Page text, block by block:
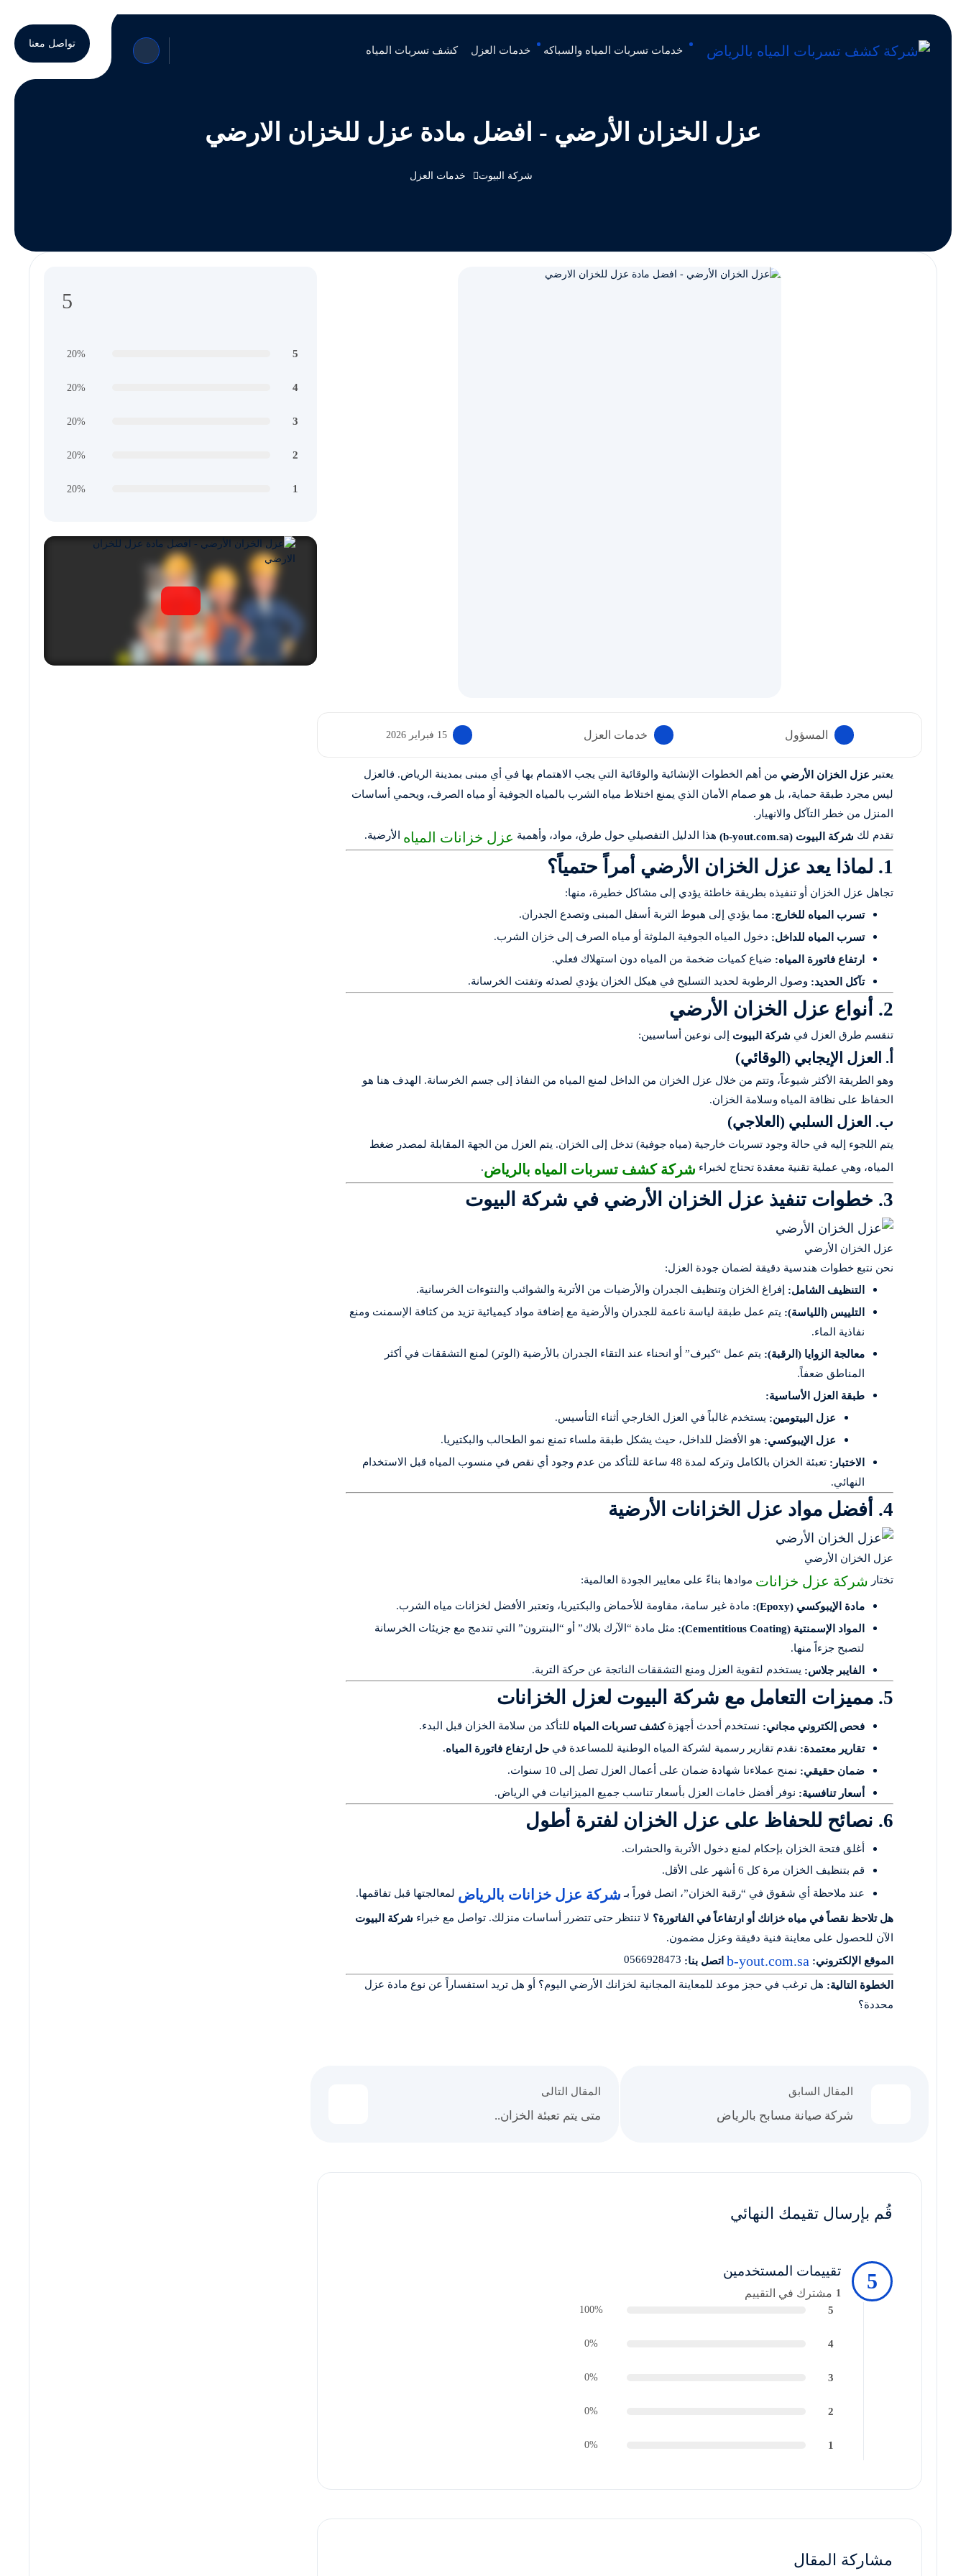
خدمات تسربات المياه والسباكه خدمات العزل كشف تسربات المياه
تواصل معنا
عزل الخزان الأرضي - افضل مادة عزل للخزان الارضي
شركة البيوت خدمات العزل
المسؤول خدمات العزل 15 فبراير 2026
يعتبر عزل الخزان الأرضي من أهم الخطوات الإنشائية والوقائية التي يجب الاهتمام بها في أي مبنى بمدينة الرياض. فالعزل
ليس مجرد طبقة حماية، بل هو صمام الأمان الذي يمنع اختلاط مياه الشرب بالمياه الجوفية أو مياه الصرف، ويحمي أساسات
المنزل من خطر التآكل والانهيار.
تقدم لك شركة البيوت (b-yout.com.sa) هذا الدليل التفصيلي حول طرق، مواد، وأهمية عزل خزانات المياه الأرضية.
1. لماذا يعد عزل الخزان الأرضي أمراً حتمياً؟
تجاهل عزل الخزان أو تنفيذه بطريقة خاطئة يؤدي إلى مشاكل خطيرة، منها:
تسرب المياه للخارج: مما يؤدي إلى هبوط التربة أسفل المبنى وتصدع الجدران.
تسرب المياه للداخل: دخول المياه الجوفية الملوثة أو مياه الصرف إلى خزان الشرب.
ارتفاع فاتورة المياه: ضياع كميات ضخمة من المياه دون استهلاك فعلي.
تآكل الحديد: وصول الرطوبة لحديد التسليح في هيكل الخزان يؤدي لصدئه وتفتت الخرسانة.
2. أنواع عزل الخزان الأرضي
تنقسم طرق العزل في شركة البيوت إلى نوعين أساسيين:
أ. العزل الإيجابي (الوقائي)
وهو الطريقة الأكثر شيوعاً، وتتم من خلال عزل الخزان من الداخل لمنع المياه من النفاذ إلى جسم الخرسانة. الهدف هنا هو
الحفاظ على نظافة المياه وسلامة الخزان.
ب. العزل السلبي (العلاجي)
يتم اللجوء إليه في حالة وجود تسربات خارجية (مياه جوفية) تدخل إلى الخزان. يتم العزل من الجهة المقابلة لمصدر ضغط
المياه، وهي عملية تقنية معقدة تحتاج لخبراء شركة كشف تسربات المياه بالرياض.
3. خطوات تنفيذ عزل الخزان الأرضي في شركة البيوت
عزل الخزان الأرضي
نحن نتبع خطوات هندسية دقيقة لضمان جودة العزل:
التنظيف الشامل: إفراغ الخزان وتنظيف الجدران والأرضيات من الأتربة والشوائب والنتوءات الخرسانية.
التلييس (اللياسة): يتم عمل طبقة لياسة ناعمة للجدران والأرضية مع إضافة مواد كيميائية تزيد من كثافة الإسمنت ومنع
نفاذية الماء.
معالجة الزوايا (الرقبة): يتم عمل “كيرف” أو انحناء عند التقاء الجدران بالأرضية (الوتر) لمنع التشققات في أكثر
المناطق ضعفاً.
طبقة العزل الأساسية:
عزل البيتومين: يستخدم غالباً في العزل الخارجي أثناء التأسيس.
عزل الإيبوكسي: هو الأفضل للداخل، حيث يشكل طبقة ملساء تمنع نمو الطحالب والبكتيريا.
الاختبار:
تعبئة الخزان بالكامل وتركه لمدة 48 ساعة للتأكد من عدم وجود أي نقص في منسوب المياه قبل الاستخدام
النهائي.
4. أفضل مواد عزل الخزانات الأرضية
عزل الخزان الأرضي
تختار شركة عزل خزانات موادها بناءً على معايير الجودة العالمية:
مادة الإيبوكسي (Epoxy): مادة غير سامة، مقاومة للأحماض والبكتيريا، وتعتبر الأفضل لخزانات مياه الشرب.
المواد الإسمنتية (Cementitious Coating):
مثل مادة “الآرك بلاك” أو “البنترون” التي تندمج مع جزيئات الخرسانة
لتصبح جزءاً منها.
الفايبر جلاس: يستخدم لتقوية العزل ومنع التشققات الناتجة عن حركة التربة.
5. مميزات التعامل مع شركة البيوت لعزل الخزانات
فحص إلكتروني مجاني: نستخدم أحدث أجهزةكشف تسربات المياه للتأكد من سلامة الخزان قبل البدء.
تقارير معتمدة: نقدم تقارير رسمية لشركة المياه الوطنية للمساعدة في حل ارتفاع فاتورة المياه.
ضمان حقيقي: نمنح عملاءنا شهادة ضمان على أعمال العزل تصل إلى 10 سنوات.
أسعار تنافسية: نوفر أفضل خامات العزل بأسعار تناسب جميع الميزانيات في الرياض.
6. نصائح للحفاظ على عزل الخزان لفترة أطول
أغلق فتحة الخزان بإحكام لمنع دخول الأتربة والحشرات.
قم بتنظيف الخزان مرة كل 6 أشهر على الأقل.
عند ملاحظة أي شقوق في “رقبة الخزان”، اتصل فوراً بـ شركة عزل خزانات بالرياض لمعالجتها قبل تفاقمها.
هل تلاحظ نقصاً في مياه خزانك أو ارتفاعاً في الفاتورة؟ لا تنتظر حتى تتضرر أساسات منزلك. تواصل مع خبراء شركة البيوت
الآن للحصول على معاينة فنية دقيقة وعزل مضمون.
الموقع الإلكتروني: b-yout.com.sa اتصل بنا:
الخطوة التالية: هل ترغب في حجز موعد للمعاينة المجانية لخزانك الأرضي اليوم؟ أو هل تريد استفساراً عن نوع مادة عزل
محددة؟
المقال السابق
شركة صيانة مسابح بالرياض
المقال التالى
متى يتم تعبئة الخزان..
قُم بإرسال تقيمك النهائي
5 تقييمات المستخدمين
1 مشترك في التقييم
5
100%
4
0%
3
0%
2
0%
1
0%
مشاركة المقال
5
5
20%
4
20%
3
20%
2
20%
1
20%